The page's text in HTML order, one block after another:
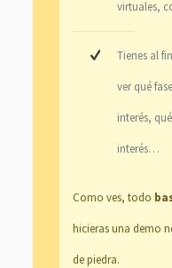
virtuales,
Tienes al
ver qué
interés,
interés…
Como ves, todo
hicieras una demo
de piedra.